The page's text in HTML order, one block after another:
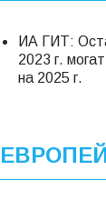
ИА ГИТ:
2023 г.
на 2025 г.